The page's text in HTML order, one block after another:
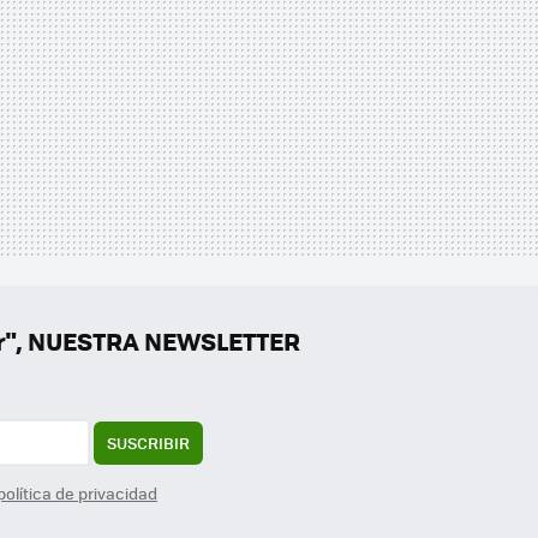
NEWSLETTER
SUSCRIBIR
de privacidad